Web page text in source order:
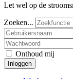
Let wel op de
Zoeken...
Onthoud mij
Inloggen